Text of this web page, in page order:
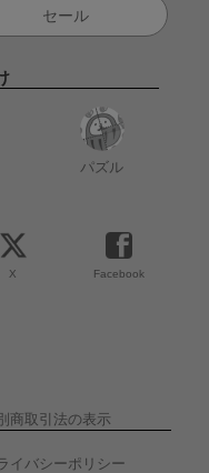
セール
パズル
X Facebook
商取引法の表示
イバシーポリシー